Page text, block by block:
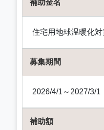
補助金名
住宅用地球温暖化
募集期間
2026/4/1～2027/3/1
補助額